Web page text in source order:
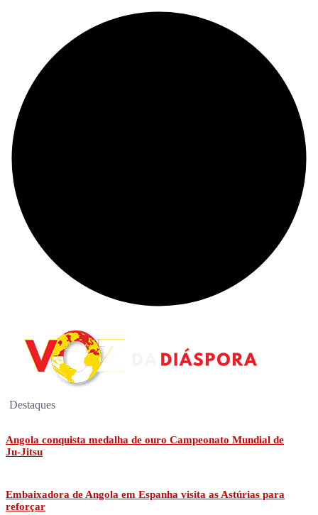
Destaques
Angola conquista medalha de ouro Campeonato Mundial de
Ju-Jitsu
Embaixadora de Angola em Espanha visita as Astúrias para
reforçar